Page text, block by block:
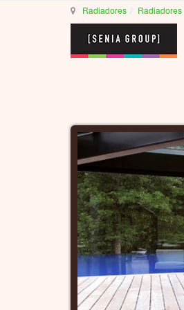
Radiadores Radiadores